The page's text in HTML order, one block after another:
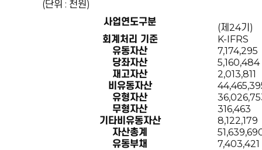
(단위 : 천원)
사업연도구분
(제24기)
회계처리 기준
K-IFRS
유동자산
7,174,295
당좌자산
5,160,484
재고자산
2,013,811
비유동자산
유형자산
무형자산
316,463
기타비유동자산
8,122,179
자산총계
유동부채
7,403,421